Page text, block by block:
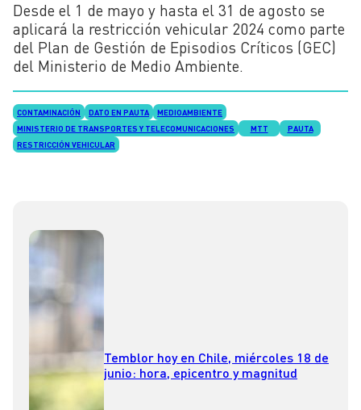
Desde el 1 de mayo y hasta el 31 de agosto se
aplicará la restricción vehicular 2024 como parte
del Plan de Gestión de Episodios Críticos (GEC)
del Ministerio de Medio Ambiente.
CONTAMINACIÓN DATO EN PAUTA
MEDIOAMBIENTE
MINISTERIO DE TRANSPORTES Y TELECOMUNICACIONES
MTT
PAUTA
RESTRICCIÓN VEHICULAR
Temblor hoy en Chile, miércoles 18 de
junio: hora, epicentro y magnitud